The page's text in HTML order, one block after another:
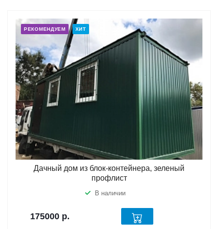
РЕКОМЕНДУЕМ ХИТ
Дачный дом из блок-контейнера, зеленый
профлист
В наличии
175000 р.